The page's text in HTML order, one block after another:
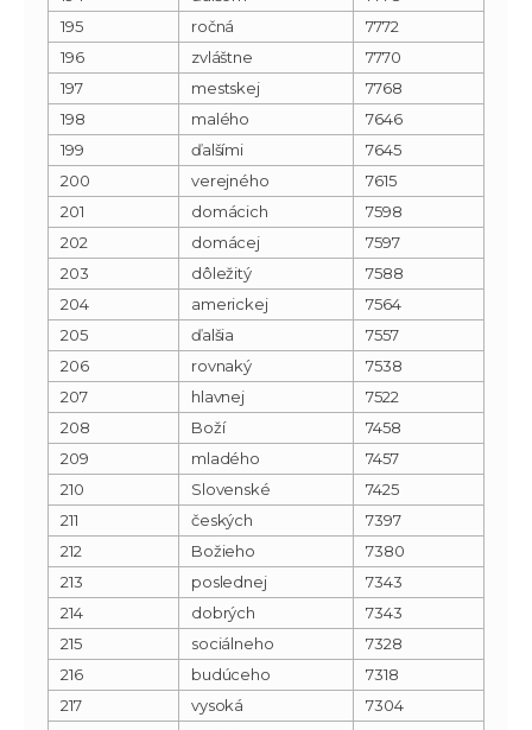
195
ročná
7772
196
zvláštne
7770
197
mestskej
7768
198
malého
7646
199
ďalšími
7645
200
verejného
7615
201
domácich
7598
202
domácej
7597
203
dôležitý
7588
204
americkej
7564
205
ďalšia
7557
206
rovnaký
7538
207
hlavnej
7522
208
Boží
7458
209
mladého
7457
210
Slovenské
7425
211
českých
7397
212
Božieho
7380
213
poslednej
7343
214
dobrých
7343
215
sociálneho
7328
216
budúceho
7318
217
vysoká
7304